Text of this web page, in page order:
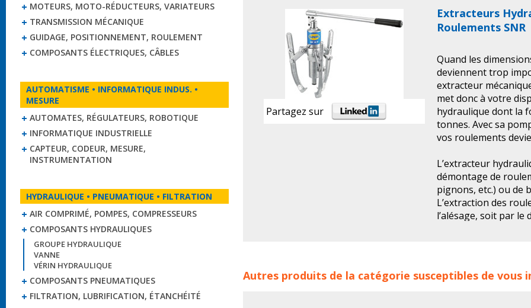
MOTEURS, MOTO-RÉDUCTEURS, VARIATEURS
TRANSMISSION MÉCANIQUE
GUIDAGE, POSITIONNEMENT, ROULEMENT
COMPOSANTS ÉLECTRIQUES, CÂBLES
AUTOMATISME • INFORMATIQUE INDUS. •
MESURE
AUTOMATES, RÉGULATEURS, ROBOTIQUE
INFORMATIQUE INDUSTRIELLE
CAPTEUR, CODEUR, MESURE,
INSTRUMENTATION
HYDRAULIQUE • PNEUMATIQUE • FILTRATION
AIR COMPRIMÉ, POMPES, COMPRESSEURS
COMPOSANTS HYDRAULIQUES
GROUPE HYDRAULIQUE
VANNE
VÉRIN HYDRAULIQUE
COMPOSANTS PNEUMATIQUES
FILTRATION, LUBRIFICATION, ÉTANCHÉITÉ
Partagez sur
Extracteurs
Roulements SNR
Quand les
deviennent trop
extracteur
met donc à votre
hydraulique dont la
tonnes. Avec sa
vos roulements
L’extracteur
démontage de
pignons, etc.) ou de
L’extraction des
l’alésage, soit par
sûr. De plus, il ne
hydraulique extracteurs hydrauliques snr roulementsntn-
Autres produits de la catégorie susceptibles de vous